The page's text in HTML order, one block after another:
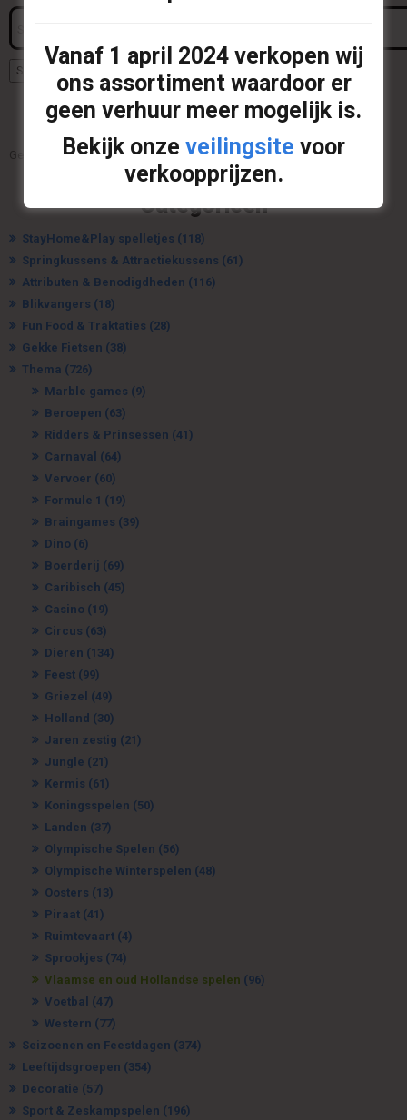
The
be
chosen
the
page
Search
Search
Uw offerte
Geen producten op de offerte.
Categorieën
StayHome&Play spelletjes (118)
Springkussens & Attractiekussens (61)
Attributen & Benodigdheden (116)
Blikvangers (18)
Fun Food & Traktaties (28)
Gekke Fietsen (38)
Thema (726)
Marble games (9)
Beroepen (63)
Ridders & Prinsessen (41)
Carnaval (64)
Vervoer (60)
Formule 1 (19)
Braingames (39)
Dino (6)
Boerderij (69)
Caribisch (45)
Casino (19)
Circus (63)
Dieren (134)
Feest (99)
Griezel (49)
Holland (30)
Jaren zestig (21)
Jungle (21)
Kermis (61)
Koningsspelen (50)
Landen (37)
Olympische Spelen (56)
Olympische Winterspelen (48)
Oosters (13)
Piraat (41)
Ruimtevaart (4)
Sprookjes (74)
Vlaamse en oud Hollandse spelen (96)
Voetbal (47)
Western (77)
Seizoenen en Feestdagen (374)
Leeftijdsgroepen (354)
Decoratie (57)
Sport & Zeskampspelen (196)
Vanaf 1 april 2024verkopen wij
ons assortiment waardoor er
geen verhuur meer mogelijk is.
Bekijk onze veilingsite voor
verkoopprijzen.